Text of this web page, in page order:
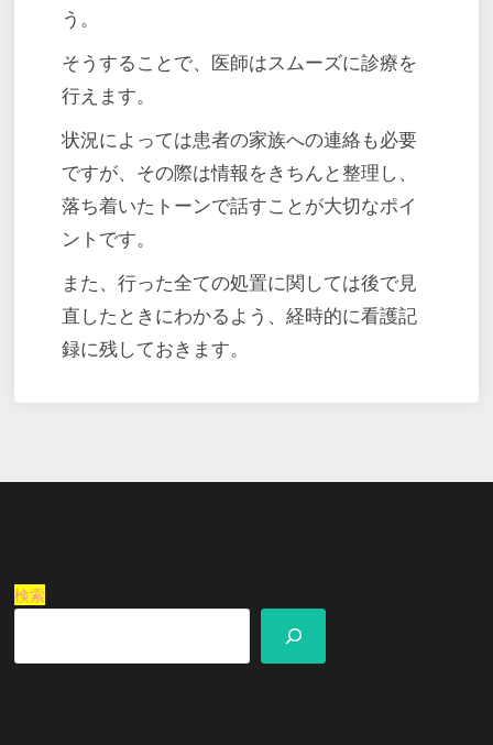
う。
そうすることで、医師はスムーズに診療を
行えます。
状況によっては患者の家族への連絡も必要
ですが、その際は情報をきちんと整理し、
落ち着いたトーンで話すことが大切なポイ
ントです。
また、行った全ての処置に関しては後で見
直したときにわかるよう、経時的に看護記
録に残しておきます。
検索